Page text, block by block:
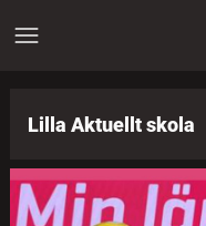
Lilla Aktuellt skola